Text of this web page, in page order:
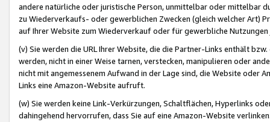
andere natürliche oder juristische Person, unmittelbar oder mittelbar
zu Wiederverkaufs- oder gewerblichen Zwecken (gleich welcher Art)
auf Ihrer Website zum Wiederverkauf oder für gewerbliche
(v) Sie werden die URL Ihrer Website, die die Partner-Links enthält
werden, nicht in einer Weise tarnen, verstecken, manipulieren oder
nicht mit angemessenem Aufwand in der Lage sind, die Website oder
Links eine Amazon-Website aufruft.
(w) Sie werden keine Link-Verkürzungen, Schaltflächen, Hyperlinks
dahingehend hervorrufen, dass Sie auf eine Amazon-Website